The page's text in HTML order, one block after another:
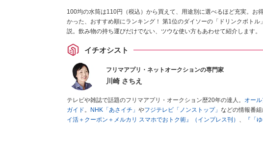
100均の水筒は110円（税込）から買えて、用途別に選べるほど充実。お
かった、おすすめ順にランキング！ 第1位のダイソーの「ドリンクボト
説。飲み物の持ち運びだけでない、ツウな使い方もあわせて紹介します。
イチオシスト
フリマアプリ・ネットオークションの専門家
川崎 さちえ
テレビや雑誌で話題のフリマアプリ・オークション歴20年の達人。
オー
ガイド。 NHK「あさイチ」 やフジテレビ「ノンストップ」 などの情報番組
イ活＋クーポン＋メルカリ スマホでおトク術』（インプレス刊） 、
『「
■経歴：2003年、夫が子育てをするために、突然会社を辞める。翌月か